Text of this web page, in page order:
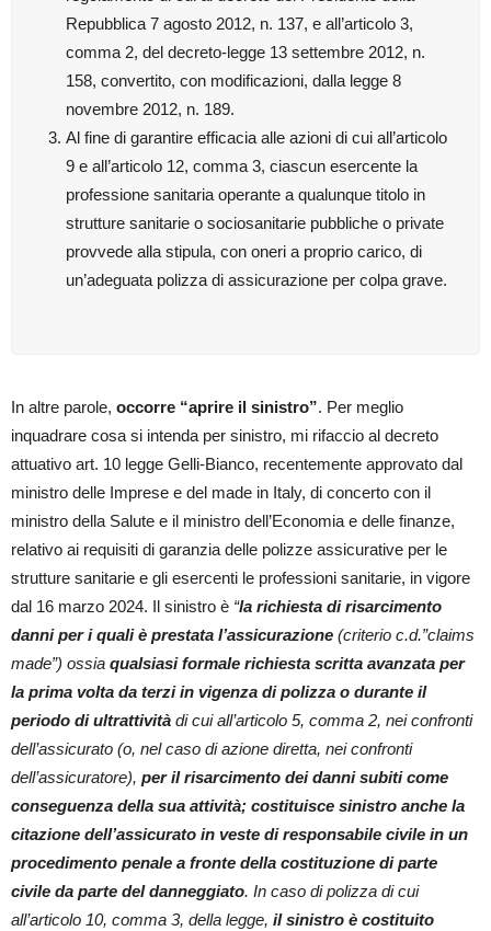
Repubblica 7 agosto 2012, n. 137, e all’articolo 3,
comma 2, del decreto-legge 13 settembre 2012, n.
158, convertito, con modificazioni, dalla legge 8
novembre 2012, n. 189.
Al fine di garantire efficacia alle azioni di cui all’articolo
9 e all’articolo 12, comma 3, ciascun esercente la
professione sanitaria operante a qualunque titolo in
strutture sanitarie o sociosanitarie pubbliche o private
provvede alla stipula, con oneri a proprio carico, di
un’adeguata polizza di assicurazione per colpa grave.
In altre parole, occorre “aprire il sinistro”. Per meglio
inquadrare cosa si intenda per sinistro, mi rifaccio al decreto
attuativo art. 10 legge Gelli-Bianco, recentemente approvato dal
ministro delle Imprese e del made in Italy, di concerto con il
ministro della Salute e il ministro dell’Economia e delle finanze,
relativo ai requisiti di garanzia delle polizze assicurative per le
strutture sanitarie e gli esercenti le professioni sanitarie, in vigore
dal 16 marzo 2024. Il sinistro è “la richiesta di risarcimento
danni per i quali è prestata l’assicurazione (criterio c.d.”claims
made”) ossia qualsiasi formale richiesta scritta avanzata per
la prima volta da terzi in vigenza di polizza o durante il
periodo di ultrattività di cui all’articolo 5, comma 2, nei confronti
dell’assicurato (o, nel caso di azione diretta, nei confronti
dell’assicuratore), per il risarcimento dei danni subiti come
conseguenza della sua attività; costituisce sinistro anche la
citazione dell’assicurato in veste di responsabile civile in un
procedimento penale a fronte della costituzione di parte
civile da parte del danneggiato. In caso di polizza di cui
all’articolo 10, comma 3, della legge, il sinistro è costituito